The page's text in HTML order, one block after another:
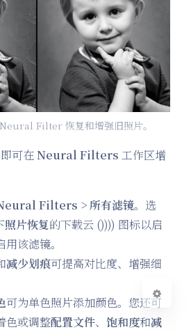
Serif
关闭 日落 暗化 灰度
Filter 恢复和增强旧照片。
可在Neural Filters 工作区增
Filters > 所有滤镜。选
照片恢复的下载云 ()))) 图标以启
该滤镜。
减少划痕可提高对比度、增强细
可为单色照片添加颜色。您还可
色或调整配置文件、 饱和度和减